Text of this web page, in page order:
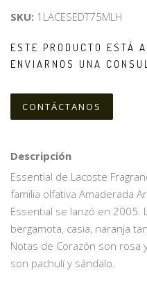
SKU: 1LACESEDT75MLH
ESTE PRODUCTO ESTÁ
ENVIARNOS UNA
CONTÁCTANOS
Descripción
Essential de Lacoste
familia olfativa Amaderada
Essential se lanzó en 2005.
bergamota, casia, naranja
Notas de Corazón son rosa
son pachulí y sándalo.